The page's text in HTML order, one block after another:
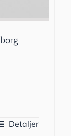
Detaljer